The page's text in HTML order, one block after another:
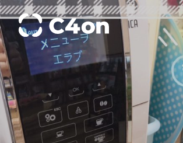
トップページ
理念